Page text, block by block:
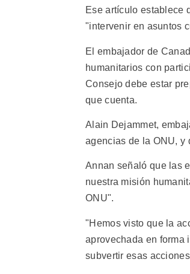
Ese artículo establece
"intervenir en asuntos
El embajador de
humanitarios con
Consejo debe estar
que cuenta.
Alain Dejammet,
agencias de la ONU, y
Annan señaló que las
nuestra misión
ONU".
"Hemos visto que la
aprovechada en forma
subvertir esas